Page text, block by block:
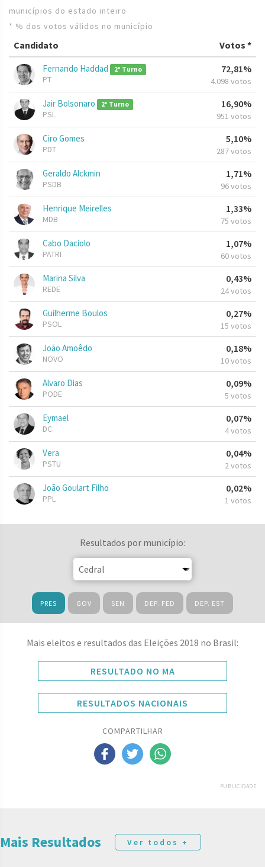
municípios do estado inteiro
* % dos votos válidos no município
Candidato Votos *
Fernando Haddad 2º Turno
PT
72,81%
4.098 votos
Jair Bolsonaro 2º Turno
PSL
16,90%
951 votos
Ciro Gomes
PDT
5,10%
287 votos
Geraldo Alckmin
PSDB
1,71%
96 votos
Henrique Meirelles
MDB
1,33%
75 votos
Cabo Daciolo
PATRI
1,07%
60 votos
Marina Silva
REDE
0,43%
24 votos
Guilherme Boulos
PSOL
0,27%
15 votos
João Amoêdo
NOVO
0,18%
10 votos
Alvaro Dias
PODE
0,09%
5 votos
Eymael
DC
0,07%
4 votos
Vera
PSTU
0,04%
2 votos
João Goulart Filho
PPL
0,02%
1 votos
Resultados por município:
PRES GOV SEN DEP. FED DEP. EST
Mais eleitos e resultados das Eleições 2018 no Brasil:
RESULTADO NO MA
RESULTADOS NACIONAIS
COMPARTILHAR
PUBLICIDADE
Mais Resultados Ver todos +